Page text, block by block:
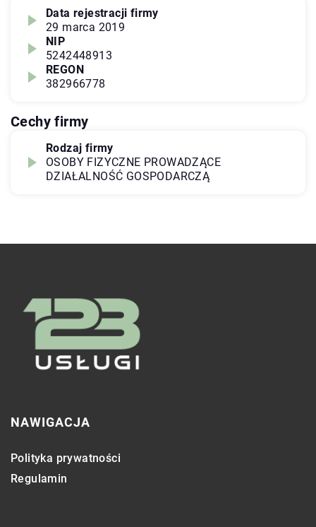
Data rejestracji firmy
29 marca 2019
NIP
5242448913
REGON
382966778
Cechy firmy
Rodzaj firmy
OSOBY FIZYCZNE PROWADZĄCE
DZIAŁALNOŚĆ GOSPODARCZĄ
NAWIGACJA
Polityka prywatności
Regulamin